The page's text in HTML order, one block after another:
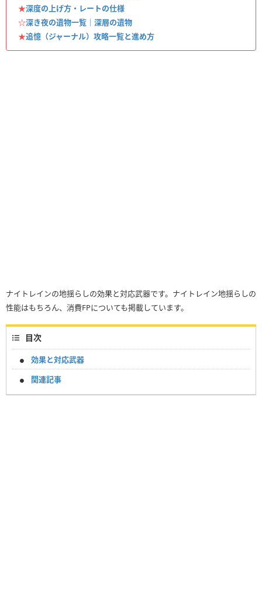
★深度の上げ方・レートの仕様
☆深き夜の遺物一覧｜深層の遺物
★追憶（ジャーナル）攻略一覧と進め方
ナイトレインの地揺らしの効果と対応武器です。ナイトレイン地揺らしの
性能はもちろん、消費FPについても掲載しています。
目次
効果と対応武器
関連記事